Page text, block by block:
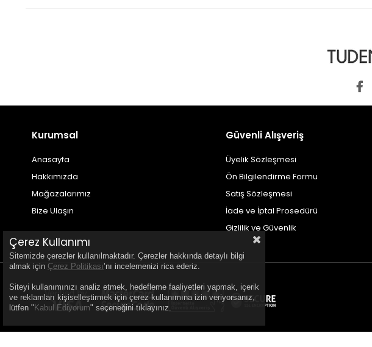
Kurumsal
Anasayfa
Hakkımızda
Mağazalarımız
Bize Ulaşın
Güvenli Alışveriş
Üyelik Sözleşmesi
Ön Bilgilendirme Formu
Satış Sözleşmesi
İade ve İptal Prosedürü
Gizlilik ve Güvenlik
Çerez Kullanımı
Sitemizde çerezler kullanılmaktadır. Çerezler hakkında detaylı bilgi
almak için Çerez Politikası’nı incelemenizi rica ederiz.
Siteyi kullanımınızı analiz etmek, hedefleme faaliyetleri yapmak, içerik
ve reklamları kişiselleştirmek için çerez kullanımına izin veriyorsanız,
lütfen " Kabul Ediyorum" seçeneğini tıklayınız.